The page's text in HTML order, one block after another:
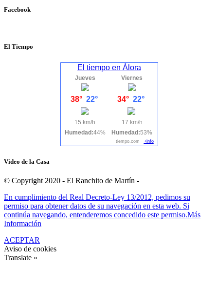
Facebook
El Tiempo
El tiempo en Álora
Jueves
38° 22°
15 km/h
Humedad:44%
Viernes
34° 22°
17 km/h
Humedad:53%
tiempo.com +info
Video de la Casa
© Copyright 2020 - El Ranchito de Martín -
En cumplimiento del Real Decreto-Ley 13/2012, pedimos su
permiso para obtener datos de su navegación en esta web. Si
continúa navegando, entenderemos concedido este permiso.Más
Información
ACEPTAR
Aviso de cookies
Translate »